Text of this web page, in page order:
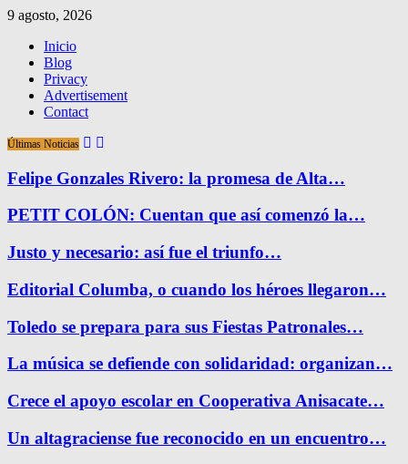
9 agosto, 2026
Inicio
Blog
Privacy
Advertisement
Contact
Últimas Noticias
Felipe Gonzales Rivero: la promesa de Alta…
PETIT COLÓN: Cuentan que así comenzó la…
Justo y necesario: así fue el triunfo…
Editorial Columba, o cuando los héroes llegaron…
Toledo se prepara para sus Fiestas Patronales…
La música se defiende con solidaridad: organizan…
Crece el apoyo escolar en Cooperativa Anisacate…
Un altagraciense fue reconocido en un encuentro…